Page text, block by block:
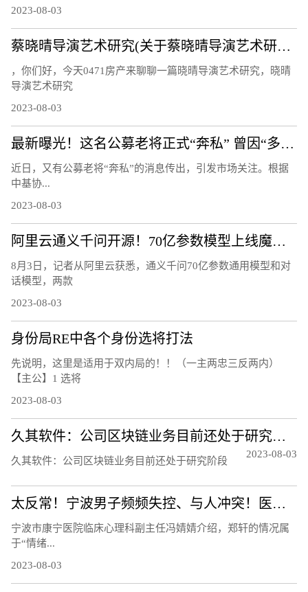
2023-08-03
蔡晓晴导演艺术研究(关于蔡晓晴导演艺术研究简述)
，你们好，今天0471房产来聊聊一篇晓晴导演艺术研究，晓晴
导演艺术研究
2023-08-03
最新曝光！这名公募老将正式“奔私” 曾因“多面手”受关注：同时管理指数、量化、主动基金
近日，又有公募老将“奔私”的消息传出，引发市场关注。根据
中基协...
2023-08-03
阿里云通义千问开源！70亿参数模型上线魔搭社区，免费可商用
8月3日，记者从阿里云获悉，通义千问70亿参数通用模型和对
话模型，两款
2023-08-03
身份局RE中各个身份选将打法
先说明，这里是适用于双内局的！！（一主两忠三反两内）
【主公】1 选将
2023-08-03
久其软件：公司区块链业务目前还处于研究阶段
久其软件：公司区块链业务目前还处于研究阶段
2023-08-03
太反常！宁波男子频频失控、与人冲突！医生：须重视！都是因为……
宁波市康宁医院临床心理科副主任冯婧婧介绍，郑轩的情况属
于“情绪...
2023-08-03